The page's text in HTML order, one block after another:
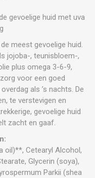
gevoelige huid met uva
meest gevoelige huid.
jojoba-, teunisbloem-,
plus omega 3-6-9,
voor een goed
als ’s nachts. De
te verstevigen en
gevoelige huid
zacht en gaaf.
oil)**, Cetearyl Alcohol,
Glycerin (soya),
Parkii (shea